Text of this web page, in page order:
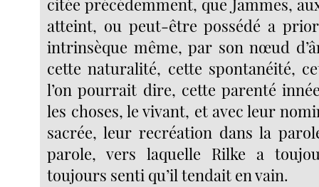
citée précédemment, que Jammes,
atteint, ou peut-être possédé a
intrinsèque même, par son nœud
cette naturalité, cette spontanéité,
l’on pourrait dire, cette parenté
les choses, le vivant, et avec leur
sacrée, leur recréation dans la
parole, vers laquelle Rilke a
toujours senti qu’il tendait en vain.